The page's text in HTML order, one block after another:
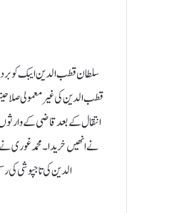
سلطان قطب الدین ایبک کو
قطب الدین کی غیر معمولی
انتقال کے بعد قاضی کے
نے انھیں خریدا۔ محمد غوری
الدین کی تاجپوشی کی رسم ۱۷؍ مارچ ۱۲۰۶ء کو ہوئی۔ انھوں نے صرف چار سال تک حکومت کی۔ ان کا انتقال ۴؍نومبر ۱۲۱۰ء کو